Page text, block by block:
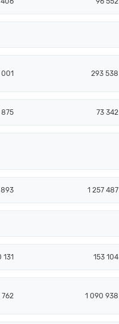
293 538
875 73 342
1 257 487
131 153 104
762 1 090 938